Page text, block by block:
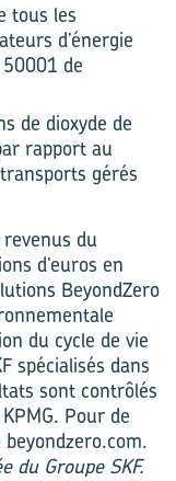
tous les
d’énergie
de
de dioxyde de
rapport au
gérés
du
d’euros en
BeyondZero
du cycle de vie
spécialisés dans
sont contrôlés
Pour de
du Groupe SKF.